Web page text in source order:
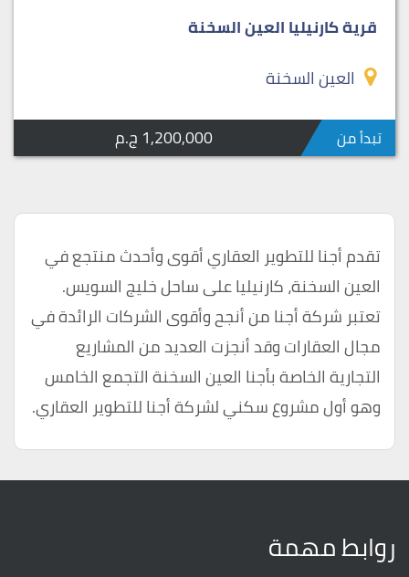
قرية كارنيليا العين السخنة
العين السخنة
تبدأ من 1,200,000 ج.م
تقدم أجنا للتطوير العقاري أقوى وأحدث منتجع في
العين السخنة، كارنيليا على ساحل خليج السويس.
تعتبر شركة أجنا من أنجح وأقوى الشركات الرائدة في
مجال العقارات وقد أنجزت العديد من المشاريع
التجارية الخاصة بأجنا العين السخنة التجمع الخامس
وهو أول مشروع سكني لشركة أجنا للتطوير العقاري.
روابط مهمة